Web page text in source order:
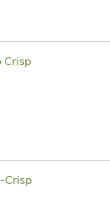
Crisp
Crisp